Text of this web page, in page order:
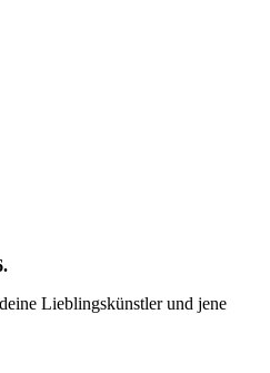
Lieblingskünstler und jene